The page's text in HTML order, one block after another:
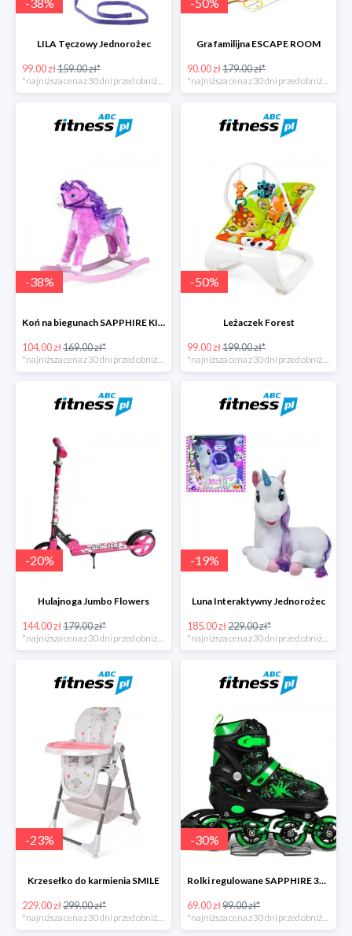
LILA Tęczowy Jednorożec
99.00 zł159.00 zł*
Gra familijna ESCAPE ROOM
90.00 zł179.00 zł*
-38%
Koń na biegunach SAPPHIRE KIDS
104.00 zł169.00 zł*
-50%
Leżaczek Forest
99.00 zł199.00 zł*
-20%
Hulajnoga Jumbo Flowers
144.00 zł179.00 zł*
*najniższa cena z 30 dni przed obniżką
-19%
Luna Interaktywny Jednorożec
185.00 zł229.00 zł*
*najniższa cena z 30 dni przed obniżką
-23%
Krzesełko do karmienia SMILE
229.00 zł299.00 zł*
-30%
Rolki regulowane SAPPHIRE 3W1 IQ4
69.00 zł99.00 zł*